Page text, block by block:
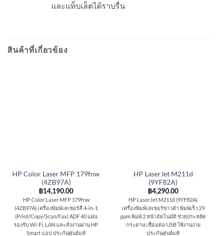
และแท็บเล็ตได้ราบรื่น
สินค้าที่เกี่ยวข้อง
HP Color Laser MFP 179fnw
(4ZB97A)
฿14,190.00
HP Color Laser MFP 179fnw
(4ZB97A) เครื่องพิมพ์เลเซอร์สี 4-in-1
(Print/Copy/Scan/Fax) ADF 40 แผ่น
รองรับ Wi-Fi, LAN และสั่งงานผ่าน HP
Smart แอป ประกันศูนย์แท้
HP LaserJet M211d
(9YF82A)
฿4,290.00
HP LaserJet M211d (9YF82A)
เครื่องพิมพ์เลเซอร์ขาวดำ พิมพ์เร็ว 29
ppm พิมพ์ 2 หน้าอัตโนมัติ ช่วยประหยัด
กระดาษ เชื่อมต่อ USB ใช้งานง่าย
ประกันศูนย์แท้